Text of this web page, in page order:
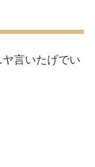
言いたげでい